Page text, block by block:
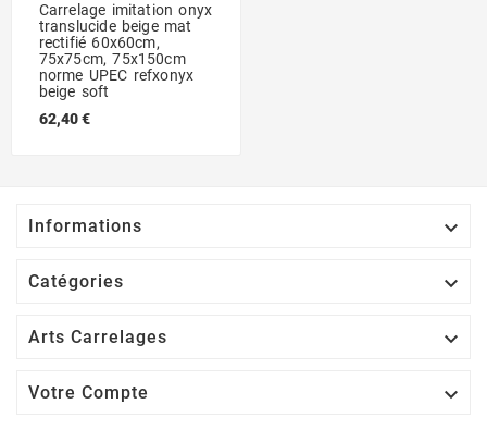
Carrelage imitation onyx
translucide beige mat
rectifié 60x60cm,
75x75cm, 75x150cm
norme UPEC refxonyx
beige soft
62,40 €
Informations 
Catégories 
Arts Carrelages 
Votre Compte 